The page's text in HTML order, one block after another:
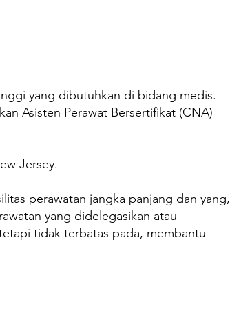
yang dibutuhkan di bidang medis.
Asisten Perawat Bersertifikat (CNA)
Jersey.
perawatan jangka panjang dan yang,
yang didelegasikan atau
tidak terbatas pada, membantu